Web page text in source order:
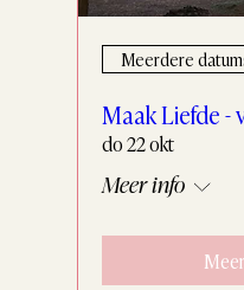
Meerdere
Maak Liefde -
do 22 okt
Meer info